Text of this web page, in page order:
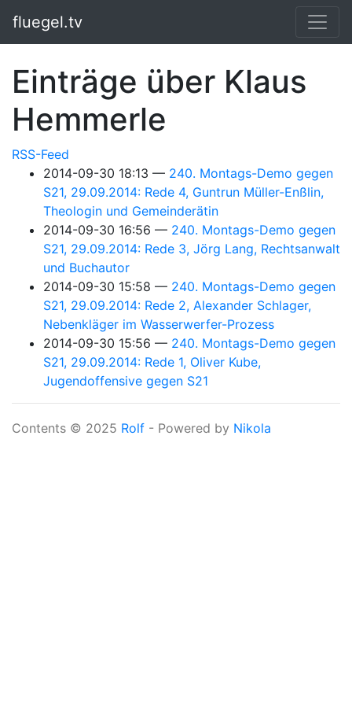
fluegel.tv
Einträge über Klaus
Hemmerle
RSS-Feed
2014-09-30 18:13
240. Montags-Demo gegen
S21, 29.09.2014: Rede 4, Guntrun Müller-Enßlin,
Theologin und Gemeinderätin
2014-09-30 16:56
240. Montags-Demo gegen
S21, 29.09.2014: Rede 3, Jörg Lang, Rechtsanwalt
und Buchautor
2014-09-30 15:58
240. Montags-Demo gegen
S21, 29.09.2014: Rede 2, Alexander Schlager,
Nebenkläger im Wasserwerfer-Prozess
2014-09-30 15:56
240. Montags-Demo gegen
S21, 29.09.2014: Rede 1, Oliver Kube,
Jugendoffensive gegen S21
Contents © 2025 Rolf - Powered by Nikola